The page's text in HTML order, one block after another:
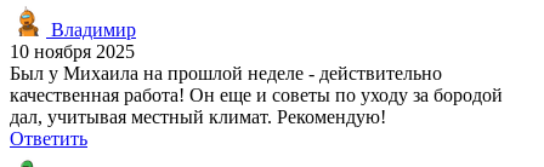
Владимир
10 ноября 2025
Был у Михаила на прошлой неделе - действительно
качественная работа! Он еще и советы по уходу за бородой
дал, учитывая местный климат. Рекомендую!
Ответить